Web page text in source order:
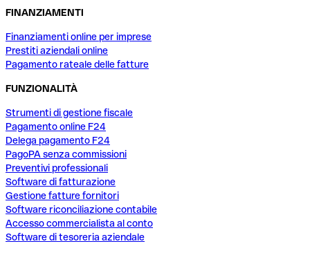
FINANZIAMENTI
Finanziamenti online per imprese
Prestiti aziendali online
Pagamento rateale delle fatture
FUNZIONALITÀ
Strumenti di gestione fiscale
Pagamento online F24
Delega pagamento F24
PagoPA senza commissioni
Preventivi professionali
Software di fatturazione
Gestione fatture fornitori
Software riconciliazione contabile
Accesso commercialista al conto
Software di tesoreria aziendale